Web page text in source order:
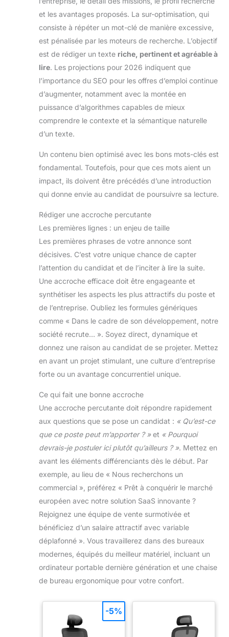
et les avantages proposés. La sur-optimisation, qui
consiste à répéter un mot-clé de manière excessive,
est pénalisée par les moteurs de recherche. L’objectif
est de rédiger un texte riche, pertinent et agréable à
lire. Les projections pour 2026 indiquent que
l’importance du SEO pour les offres d’emploi continue
d’augmenter, notamment avec la montée en
puissance d’algorithmes capables de mieux
comprendre le contexte et la sémantique naturelle
d’un texte.
Un contenu bien optimisé avec les bons mots-clés est
fondamental. Toutefois, pour que ces mots aient un
impact, ils doivent être précédés d’une introduction
qui donne envie au candidat de poursuivre sa lecture.
Rédiger une accroche percutante
Les premières lignes : un enjeu de taille
Les premières phrases de votre annonce sont
décisives. C’est votre unique chance de capter
l’attention du candidat et de l’inciter à lire la suite.
Une accroche efficace doit être engageante et
synthétiser les aspects les plus attractifs du poste et
de l’entreprise. Oubliez les formules génériques
comme « Dans le cadre de son développement, notre
société recrute… ». Soyez direct, dynamique et
donnez une raison au candidat de se projeter. Mettez
en avant un projet stimulant, une culture d’entreprise
forte ou un avantage concurrentiel unique.
Ce qui fait une bonne accroche
Une accroche percutante doit répondre rapidement
aux questions que se pose un candidat : « Qu’est-ce
que ce poste peut m’apporter ? »et « Pourquoi
devrais-je postuler ici plutôt qu’ailleurs ? ». Mettez en
avant les éléments différenciants dès le début. Par
exemple, au lieu de « Nous recherchons un
commercial », préférez « Prêt à conquérir le marché
européen avec notre solution SaaS innovante ?
Rejoignez une équipe de vente surmotivée et
bénéficiez d’un salaire attractif avec variable
déplafonné ». Vous travaillerez dans des bureaux
modernes, équipés du meilleur matériel, incluant un
ordinateur portable dernière génération et une chaise
de bureau ergonomique pour votre confort.
-5%